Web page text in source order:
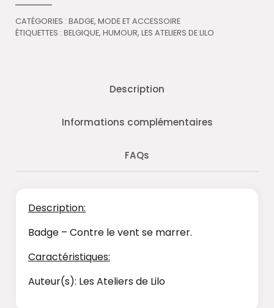
CATÉGORIES : BADGE, MODE ET ACCESSOIRE
ÉTIQUETTES : BELGIQUE, HUMOUR, LES ATELIERS DE LILO
Description
Informations complémentaires
FAQs
Description:
Badge – Contre le vent se marrer.
Caractéristiques:
Auteur(s): Les Ateliers de Lilo